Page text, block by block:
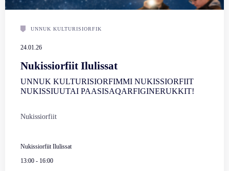
UNNUK KULTURISIORFIK
24.01.26
Nukissiorfiit Ilulissat
UNNUK KULTURISIORFIMMI NUKISSIORFIIT
NUKISSIUUTAI PAASISAQARFIGINERUKKIT!
Nukissiorfiit
Nukissiorfiit Ilulissat
13:00 - 16:00